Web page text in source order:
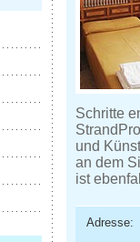
Schritte
und
an dem
ist
Adresse: